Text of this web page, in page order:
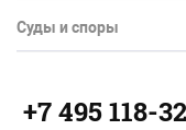
Суды и споры
+7 495 118-